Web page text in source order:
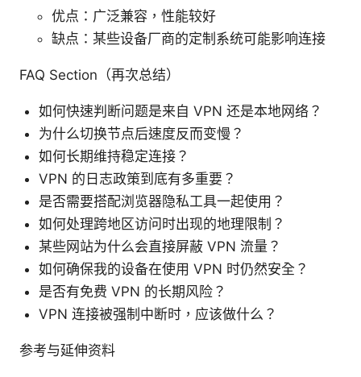
优点：广泛兼容，性能较好
缺点：某些设备厂商的定制系统可能影响连接
FAQ Section（再次总结）
如何快速判断问题是来自 VPN 还是本地网络？
为什么切换节点后速度反而变慢？
如何长期维持稳定连接？
VPN 的日志政策到底有多重要？
是否需要搭配浏览器隐私工具一起使用？
如何处理跨地区访问时出现的地理限制？
某些网站为什么会直接屏蔽 VPN 流量？
如何确保我的设备在使用 VPN 时仍然安全？
是否有免费 VPN 的长期风险？
VPN 连接被强制中断时，应该做什么？
参考与延伸资料